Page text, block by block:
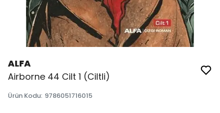
ALFA
Airborne 44 Cilt 1 (Ciltli)
Ürün Kodu: 9786051716015